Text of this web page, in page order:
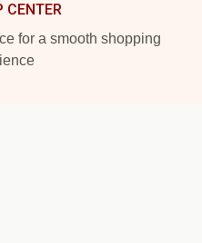
CENTER
for a smooth shopping